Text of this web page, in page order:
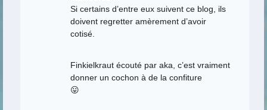
Si certains d’entre eux suivent ce blog, ils
doivent regretter amèrement d’avoir
cotisé.
Finkielkraut écouté par aka, c’est vraiment
donner un cochon à de la confiture
😛